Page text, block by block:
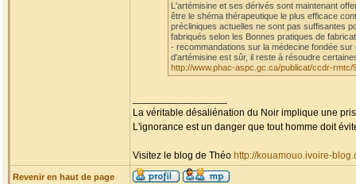
L'artémisine et ses dérivés sont maintenant
être le shéma thérapeutique le plus efficace
précliniques actuelles ne sont pas suffisantes
fabriqués selon les Bonnes pratiques de
- recommandations sur la médecine fondée
d'artémisine est sûr, il reste à résoudre
http://www.phac-aspc.gc.ca/publicat/ccdr-rmtc/
La véritable désaliénation du Noir implique une
L'ignorance est un danger que tout homme doit
Visitez le blog de Théo http://kouamouo.ivoire-
Revenir en haut de page